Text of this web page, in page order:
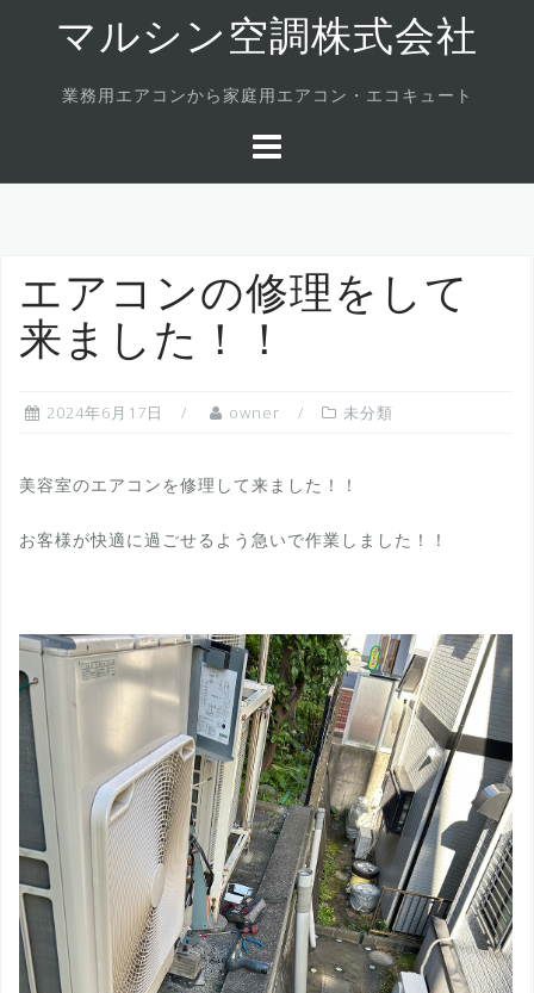
マルシン空調株式会社
業務用エアコンから家庭用エアコン・エコキュート
エアコンの修理をして
来ました！！
2024年6月17日 owner 未分類
美容室のエアコンを修理して来ました！！
お客様が快適に過ごせるよう急いで作業しました！！